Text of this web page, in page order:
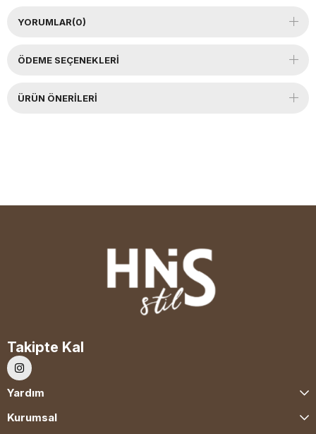
YORUMLAR(0)
ÖDEME SEÇENEKLERI
ÜRÜN ÖNERILERI
Takipte Kal
Yardım
Kurumsal